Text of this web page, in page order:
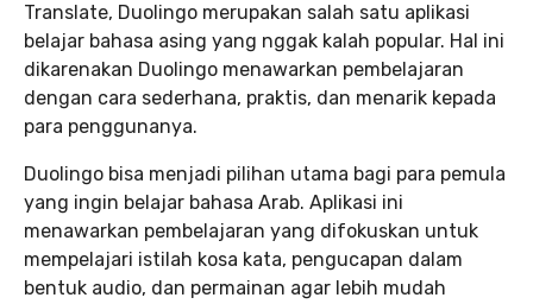
Translate, Duolingo merupakan salah satu aplikasi
belajar bahasa asing yang nggak kalah popular. Hal ini
dikarenakan Duolingo menawarkan pembelajaran
dengan cara sederhana, praktis, dan menarik kepada
para penggunanya.
Duolingo bisa menjadi pilihan utama bagi para pemula
yang ingin belajar bahasa Arab. Aplikasi ini
menawarkan pembelajaran yang difokuskan untuk
mempelajari istilah kosa kata, pengucapan dalam
bentuk audio, dan permainan agar lebih mudah